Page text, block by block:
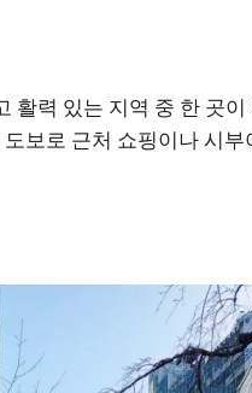
활력 있는 지역 중 한 곳
보로 근처 쇼핑이나 시